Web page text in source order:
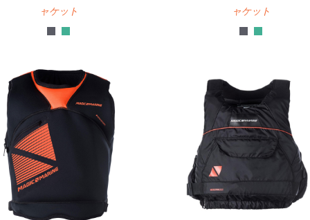
ャケット
ャケット